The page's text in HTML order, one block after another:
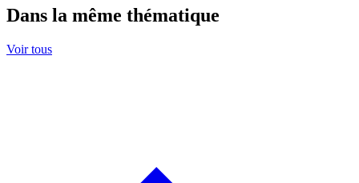
Dans la même thématique
Voir tous